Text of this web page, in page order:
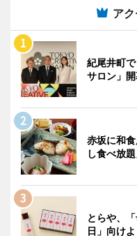
ア
紀尾井町
サロン」
赤坂に和
し食べ放
とらや、
日」向け